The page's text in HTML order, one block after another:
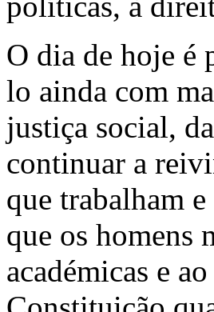
O dia de hoje é
lo ainda com
justiça social,
continuar a
que trabalham
que os homens
académicas e